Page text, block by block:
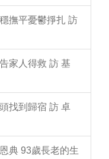
撫平憂鬱掙扎 訪
家人得救 訪 基
找到歸宿 訪 卓
典 93歲長老的生